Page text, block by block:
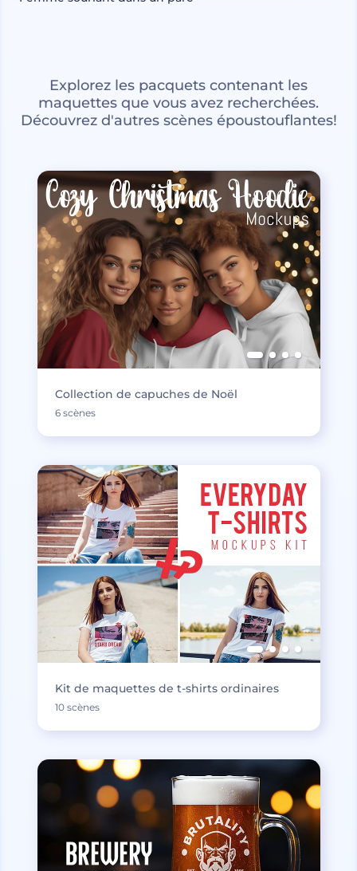
Explorez les pacquets contenant les
maquettes que vous avez recherchées.
Découvrez d'autres scènes époustouflantes!
Collection de capuches de Noël
6 scènes
Kit de maquettes de t-shirts ordinaires
10 scènes